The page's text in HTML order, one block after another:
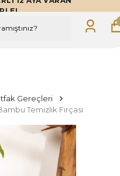
Gereçleri
Temizlik Fırçası